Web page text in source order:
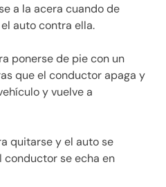
a la acera cuando de
auto contra ella.
ponerse de pie con un
que el conductor apaga y
y vuelve a
quitarse y el auto se
conductor se echa en